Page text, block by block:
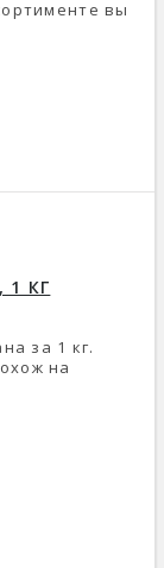
вы
1 КГ
за 1 кг.
на